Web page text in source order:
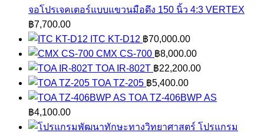
฿9,500.00.฿6,500.00.
จอโปรเจคเตอร์แบบแขวนมือดึง 150 นิ้ว 4:3 VERTEX
฿7,700.00
ITC KT-D12 ฿70,000.00
CMX CS-700 ฿8,000.00
TOA IR-802T ฿22,200.00
TOA TZ-205 ฿5,400.00
TOA TZ-406BWP AS
฿4,100.00
โปรแกรม